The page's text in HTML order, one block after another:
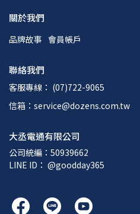
關於我們
品牌故事 會員帳戶
聯絡我們
客服專線： (07)722-9065
信箱：service@dozens.com.tw
大丞電通有限公司
公司統編：50939662
LINE ID： @goodday365